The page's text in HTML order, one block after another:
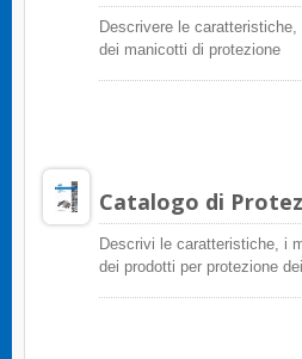
Descrivere le
dei manicotti di protezione
Catalogo di
Descrivi le caratteristiche, i
dei prodotti per protezione